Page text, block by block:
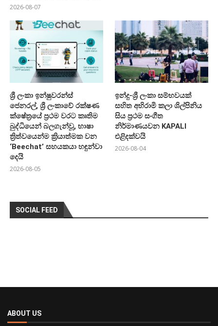
2026-08-07
ශ්‍රී ලංකා ඉන්ෂුවරන්ස්
ජෙනරල්, ශ්‍රී ලංකාවේ රක්ෂණ
ක්ෂේත්‍රයේ ප්‍රථම වරට කෘතිම
බුද්ධියෙන් බලගැන්වූ, භාෂා
ත්‍රිත්වයෙන්ම ක්‍රියාත්මක වන
‘Beechat’ සහයකයා හඳුන්වා
දෙයි
2026-08-05
ඉන්දු-ශ්‍රී ලංකා සම්භවයක්
සහිත අභිරාමි කලා ශිල්පිනිය
සිය ප්‍රථම සංගීත
නිර්මාණයවන KAPALI
එළිදක්වයි
2026-08-04
SOCIAL FEED
ABOUT US